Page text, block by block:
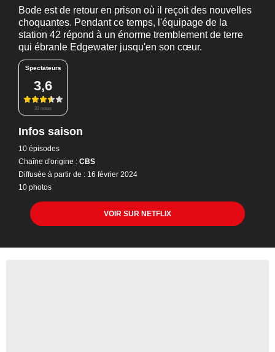
Bode est de retour en prison où il reçoit des nouvelles
choquantes. Pendant ce temps, l'équipage de la
station 42 répond à un énorme tremblement de terre
qui ébranle Edgewater jusqu'en son cœur.
Spectateurs
3,6
33 notes
Infos saison
10 épisodes
Chaîne d'origine : CBS
Diffusée à partir de : 16 février 2024
10 photos
VOIR SUR NETFLIX